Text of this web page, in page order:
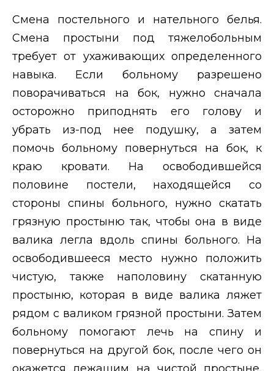
Смена постельного и нательного белья.
Смена простыни под тяжелобольным
требует от ухаживающих определенного
навыка. Если больному разрешено
поворачиваться на бок, нужно сначала
осторожно приподнять его голову и
убрать из-под нее подушку, а затем
помочь больному повернуться на бок, к
краю кровати. На освободившейся
половине постели, находящейся со
стороны спины больного, нужно скатать
грязную простыню так, чтобы она в виде
валика легла вдоль спины больного. На
освободившееся место нужно положить
чистую, также наполовину скатанную
простыню, которая в виде валика ляжет
рядом с валиком грязной простыни. Затем
больному помогают лечь на спину и
повернуться на другой бок, после чего он